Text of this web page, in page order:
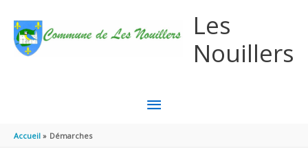
Les
Nouillers
MENU
Accueil Démarches